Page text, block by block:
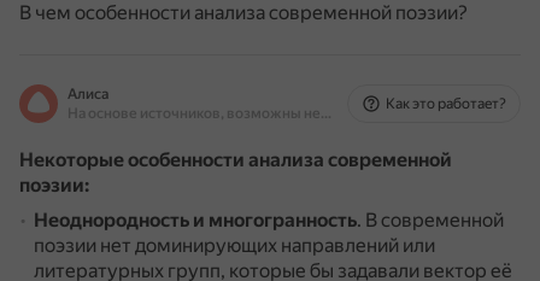
В чем особенности анализа современной поэзии?
Алиса
На основе источников, возможны неточности
Как это работает?
Некоторые особенности анализа современной
поэзии:
Неоднородность и многогранность. В современной
поэзии нет доминирующих направлений или
литературных групп, которые бы задавали вектор её